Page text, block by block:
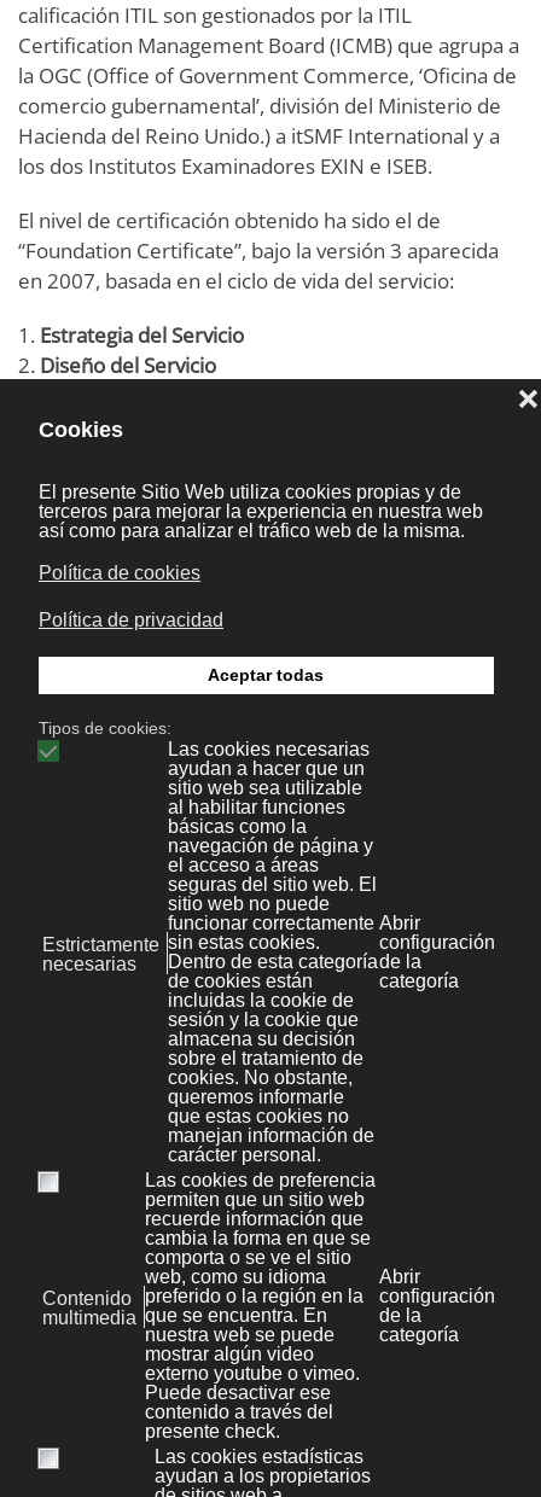
calificación ITIL son gestionados por la ITIL
Certification Management Board (ICMB) que agrupa a
la OGC (Office of Government Commerce, ‘Oficina de
comercio gubernamental’, división del Ministerio de
Hacienda del Reino Unido.) a itSMF International y a
los dos Institutos Examinadores EXIN e ISEB.
El nivel de certificación obtenido ha sido el de
“Foundation Certificate”, bajo la versión 3 aparecida
en 2007, basada en el ciclo de vida del servicio:
1. Estrategia del Servicio
2. Diseño del Servicio
4.Operación del Servicio
Nos felicitamos por este logro.
2 May 2011
Bonaval Multimedia S.L.
Avenida Florida 9, 2º Ofic.4
Vigo 36.210
(Pontevedra, Galicia, España)
+34 986 447 532
Diseño y desarrollo:Bonaval Multimedia SL